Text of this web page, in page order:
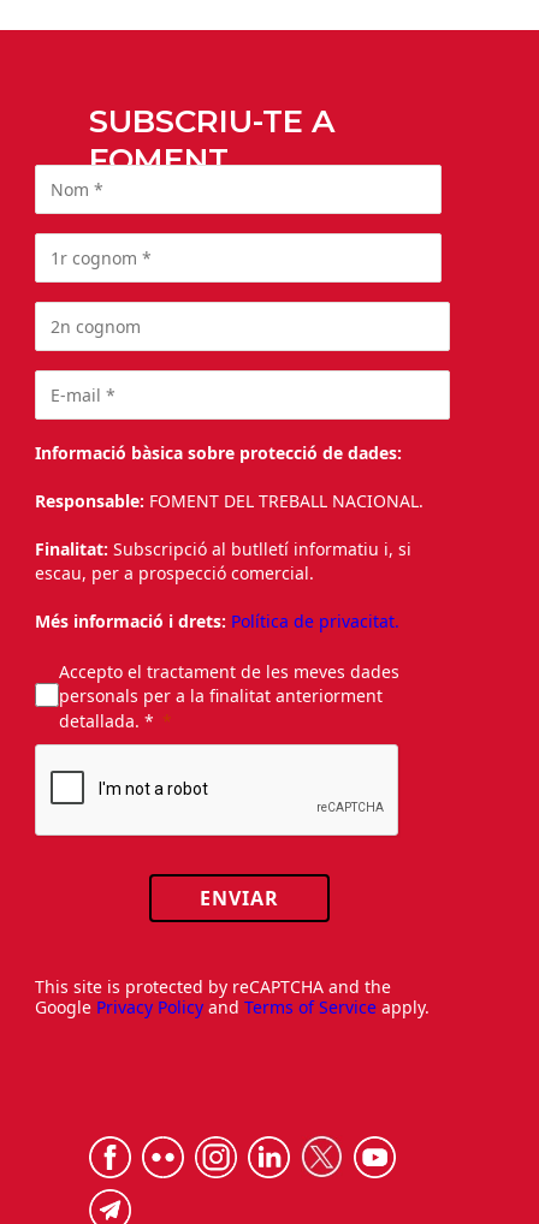
SUBSCRIU-TE A
FOMENT
Informació bàsica sobre protecció de dades:
Responsable: FOMENT DEL TREBALL NACIONAL.
Finalitat: Subscripció al butlletí informatiu i, si
escau, per a prospecció comercial.
Més informació i drets: Política de privacitat.
Accepto el tractament de les meves dades
personals per a la finalitat anteriorment
detallada. *
ENVIAR
This site is protected by reCAPTCHA and the
Google Privacy Policy and Terms of Service apply.